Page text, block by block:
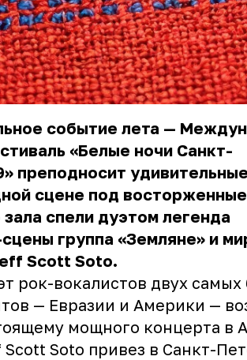
событие лета —
«Белые ночи Санкт-
преподносит удивительные
сцене под
спели дуэтом легенда
группа «Земляне» и
Scott Soto.
рок-вокалистов двух
— Евразии и Америки —
мощного концерта в
Soto привез в Санкт-